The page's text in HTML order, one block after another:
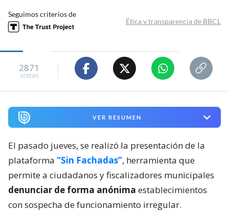
Seguimos criterios de
Ética y transparencia de BBCL
2871
visitas
VER RESUMEN
El pasado jueves, se realizó la presentación de la
plataforma “Sin Fachadas”, herramienta que
permite a ciudadanos y fiscalizadores municipales
denunciar de forma anónima establecimientos
con sospecha de funcionamiento irregular.